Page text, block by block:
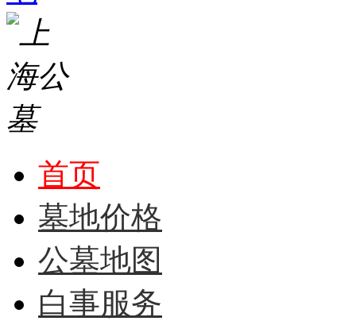
首页
墓地价格
公墓地图
白事服务